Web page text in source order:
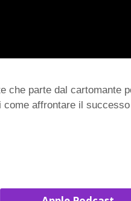
che parte dal cartomante
affrontare il successo